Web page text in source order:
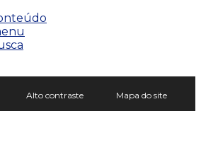
Alto contraste Mapa do site